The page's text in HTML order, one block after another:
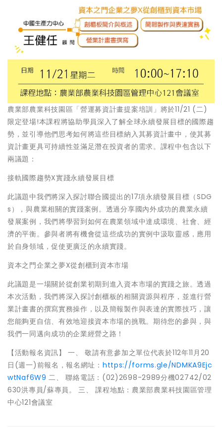
農業部農業科技園區「營運募資計畫提案培訓」將於11/21 (二)
限定登場!本課程將協助學員深入了解全球永續發展目標的國際趨
勢，並引導他們思考如何將這些目標納入其募資計畫中，使其募
資計畫更具可持續性並滿足潛在投資者的需求。課程中包含以下
兩議題：
接軌國際趨勢X實踐永續發展目標
此議題中我們將深入探討聯合國提出的17項永續發展目標（SDG
s），與農業相關的實踐案例。透過分享國內外成功的農業永續
發展案例，我們將學習到如何在農業領域中達成環境、社會、經
濟的平衡。參與者將有機會從這些成功的實例中汲取靈感，應用
於自身領域，促使更廣泛的永續實踐。
資本之門企業之夢X從創櫃到資本市場
此議題是一場關於從創業初期到進入資本市場的實踐之旅。透過
本次活動，我們將深入探討創櫃板的相關資源與程序，並進行營
業計畫書的撰寫實務操作，以及簡報製作與表達的實際技巧，讓
您能夠更自信、有效地迎接資本市場的挑戰。期待您的參與，與
我們一同邁向成功的企業經營之路！
【活動報名資訊】 一、 敬請有意參加之單位代表於112年11月20
日(週一)前報名，報名網址： https://forms.gle/NDMKA9Ejc
wtNaf6W9 二、 聯絡電話：(02)2698-2989分機02742/02
630洪專員/蘇專員。 三、 課程地點：農業部農業科技園區管理
中心121會議室